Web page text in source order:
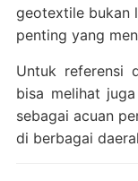
geotextile bukan
penting yang
Untuk referensi
bisa melihat
sebagai acuan
di berbagai